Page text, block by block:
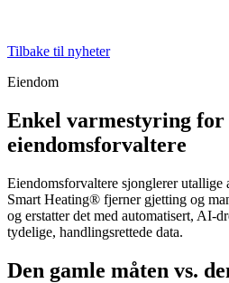
Tilbake til nyheter
Eiendom
Enkel varmestyring for
eiendomsforvaltere
Eiendomsforvaltere sjonglerer utallige
Smart Heating® fjerner gjetting og
og erstatter det med automatisert, AI-
tydelige, handlingsrettede data.
Den gamle måten vs.